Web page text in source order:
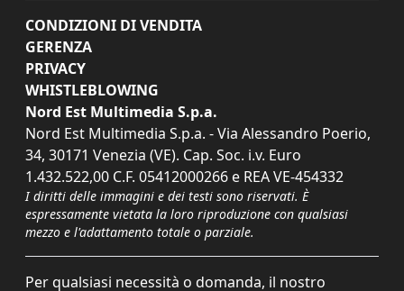
CONDIZIONI DI VENDITA
GERENZA
PRIVACY
WHISTLEBLOWING
Nord Est Multimedia S.p.a.
Nord Est Multimedia S.p.a. - Via Alessandro Poerio,
34, 30171 Venezia (VE). Cap. Soc. i.v. Euro
1.432.522,00 C.F. 05412000266 e REA VE-454332
I diritti delle immagini e dei testi sono riservati. È
espressamente vietata la loro riproduzione con qualsiasi
mezzo e l'adattamento totale o parziale.
Per qualsiasi necessità o domanda, il nostro